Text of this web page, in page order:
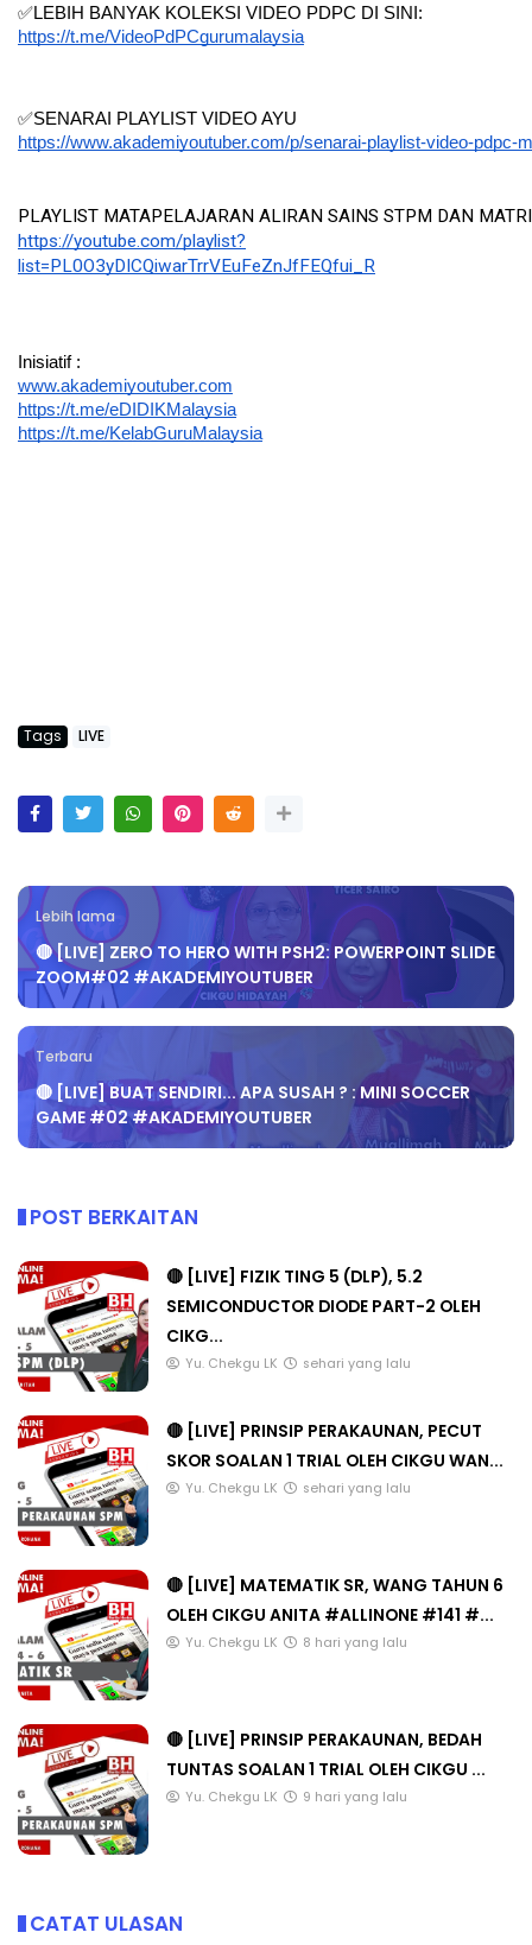
✅LEBIH BANYAK KOLEKSI VIDEO PDPC DI SINI:
https://t.me/VideoPdPCgurumalaysia
✅SENARAI PLAYLIST VIDEO AYU
https://www.akademiyoutuber.com/p/senarai-playlist-video-pdpc-
PLAYLIST MATAPELAJARAN ALIRAN SAINS STPM DAN
https://youtube.com/playlist?
list=PL0O3yDICQiwarTrrVEuFeZnJfFEQfui_R
Inisiatif :
www.akademiyoutuber.com
https://t.me/eDIDIKMalaysia
https://t.me/KelabGuruMalaysia
Tags LIVE
Lebih lama
🔴 [LIVE] ZERO TO HERO WITH PSH2: POWERPOINT SLIDE
ZOOM#02 #AKADEMIYOUTUBER
Terbaru
🔴 [LIVE] BUAT SENDIRI... APA SUSAH ? : MINI SOCCER
GAME #02 #AKADEMIYOUTUBER
POST BERKAITAN
🔴 [LIVE] FIZIK TING 5 (DLP), 5.2
SEMICONDUCTOR DIODE PART-2 OLEH
CIKG...
Yu. Chekgu LK sehari yang lalu
🔴 [LIVE] PRINSIP PERAKAUNAN, PECUT
SKOR SOALAN 1 TRIAL OLEH CIKGU WAN...
Yu. Chekgu LK sehari yang lalu
🔴 [LIVE] MATEMATIK SR, WANG TAHUN 6
OLEH CIKGU ANITA #ALLINONE #141 #...
Yu. Chekgu LK 8 hari yang lalu
🔴 [LIVE] PRINSIP PERAKAUNAN, BEDAH
TUNTAS SOALAN 1 TRIAL OLEH CIKGU ...
Yu. Chekgu LK 9 hari yang lalu
CATAT ULASAN